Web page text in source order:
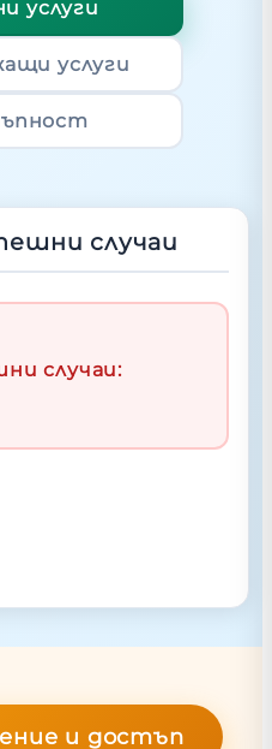
услуги
услуги
случаи
случаи:
и достъп